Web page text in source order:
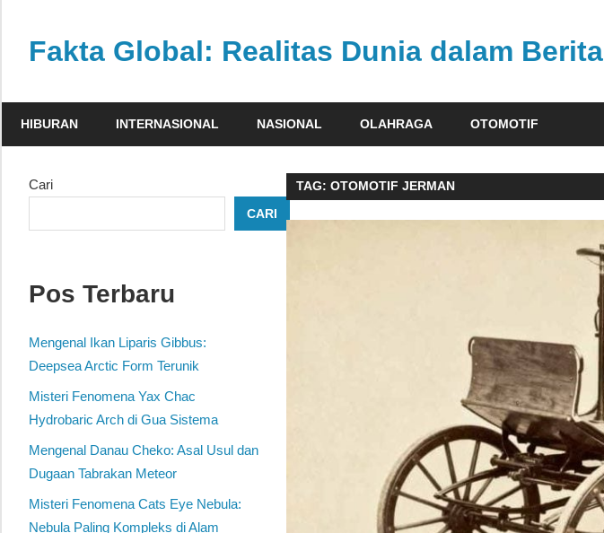
contentFakta Global: Realitas Dunia dalam Berita
faktual
berbagai
pandang
HIBURAN INTERNASIONAL NASIONAL OLAHRAGA OTOMOTIF
TAG:OTOMOTIF JERMAN
Cari
CARI
Pos Terbaru
Mengenal Ikan Liparis Gibbus:
Deepsea Arctic Form Terunik
Misteri Fenomena Yax Chac
Hydrobaric Arch di Gua Sistema
Mengenal Danau Cheko: Asal Usul dan
Dugaan Tabrakan Meteor
Misteri Fenomena Cats Eye Nebula:
Nebula Paling Kompleks di Alam